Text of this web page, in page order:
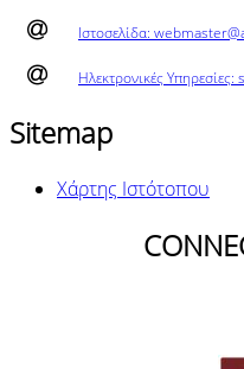
Ιστοσελίδα:
Ηλεκτρονικές
Sitemap
Χάρτης Ιστότοπου